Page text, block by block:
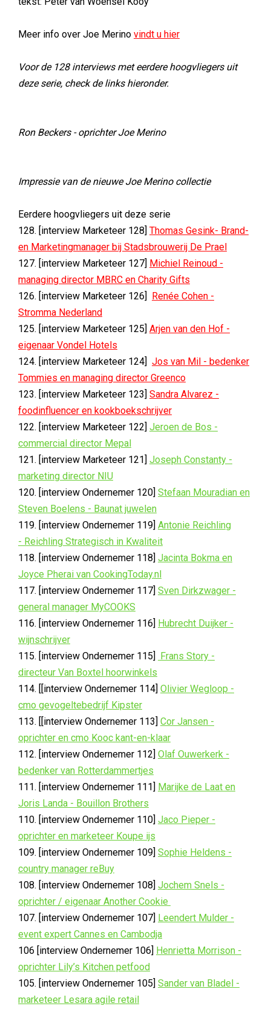
Meer info over Joe Merino vindt u hier
Voor de 128 interviews met eerdere hoogvliegers uit
deze serie, check de links hieronder.
Ron Beckers - oprichter Joe Merino
Impressie van de nieuwe Joe Merino collectie
Eerdere hoogvliegers uit deze serie
128. [interview Marketeer 128] Thomas Gesink- Brand-
en Marketingmanager bij Stadsbrouwerij De Prael
127. [interview Marketeer 127] Michiel Reinoud -
managing director MBRC en Charity Gifts
126. [interview Marketeer 126] Renée Cohen -
Stromma Nederland
125. [interview Marketeer 125] Arjen van den Hof -
eigenaar Vondel Hotels
124. [interview Marketeer 124] Jos van Mil - bedenker
Tommies en managing director Greenco
123. [interview Marketeer 123] Sandra Alvarez -
foodinfluencer en kookboekschrijver
122. [interview Marketeer 122] Jeroen de Bos -
commercial director Mepal
121. [interview Marketeer 121] Joseph Constanty -
marketing director NIU
120. [interview Ondernemer 120] Stefaan Mouradian en
Steven Boelens - Baunat juwelen
119. [interview Ondernemer 119] Antonie Reichling
- Reichling Strategisch in Kwaliteit
118. [interview Ondernemer 118] Jacinta Bokma en
Joyce Pherai van CookingToday.nl
117. [interview Ondernemer 117] Sven Dirkzwager -
general manager MyCOOKS
116. [interview Ondernemer 116] Hubrecht Duijker -
wijnschrijver
115. [interview Ondernemer 115] Frans Story -
directeur Van Boxtel hoorwinkels
114. [[interview Ondernemer 114] Olivier Wegloop -
cmo gevogeltebedrijf Kipster
113. [[interview Ondernemer 113] Cor Jansen -
oprichter en cmo Kooc kant-en-klaar
112. [interview Ondernemer 112] Olaf Ouwerkerk -
bedenker van Rotterdammertjes
111. [interview Ondernemer 111] Marijke de Laat en
Joris Landa - Bouillon Brothers
110. [interview Ondernemer 110] Jaco Pieper -
oprichter en marketeer Koupe ijs
109. [interview Ondernemer 109] Sophie Heldens -
country manager reBuy
108. [interview Ondernemer 108] Jochem Snels -
oprichter / eigenaar Another Cookie
107. [interview Ondernemer 107] Leendert Mulder -
event expert Cannes en Cambodja
106 [interview Ondernemer 106] Henrietta Morrison -
oprichter Lily’s Kitchen petfood
105. [interview Ondernemer 105] Sander van Bladel -
marketeer Lesara agile retail